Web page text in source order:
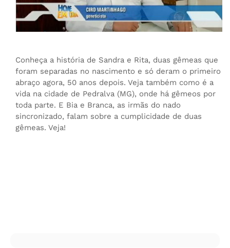
Conheça a história de Sandra e Rita, duas gêmeas que
foram separadas no nascimento e só deram o primeiro
abraço agora, 50 anos depois. Veja também como é a
vida na cidade de Pedralva (MG), onde há gêmeos por
toda parte. E Bia e Branca, as irmãs do nado
sincronizado, falam sobre a cumplicidade de duas
gêmeas. Veja!